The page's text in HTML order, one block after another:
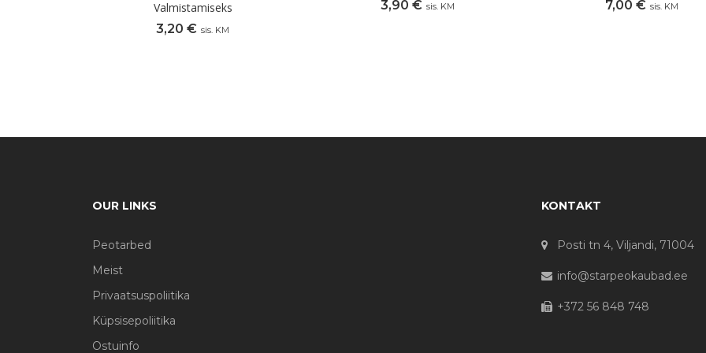
Valmistamiseks
3,20 € sis. KM
3,90 € sis. KM
7,00 € sis. KM
OUR LINKS
Peotarbed
Meist
Privaatsuspoliitika
Küpsisepoliitika
Ostuinfo
KONTAKT
Posti tn 4, Viljandi, 71004
info@starpeokaubad.ee
+372 56 848 748